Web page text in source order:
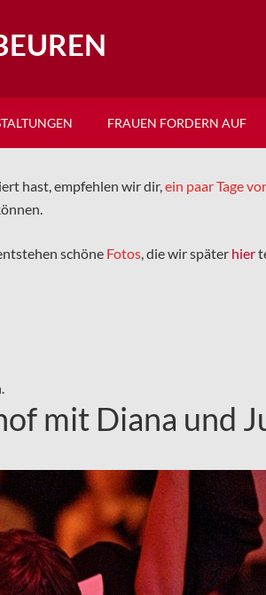
FRAUEN FORDERN AUF
hast, empfehlen wir dir,ein paar Tage
schöne Fotos, die wir später hier
mit Diana und